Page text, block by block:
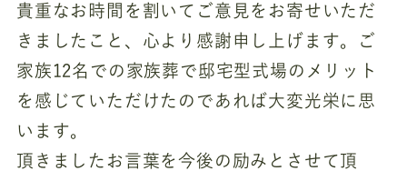
貴重なお時間を割いてご意見をお寄せいただ
きましたこと、心より感謝申し上げます。ご
家族12名での家族葬で邸宅型式場のメリット
を感じていただけたのであれば大変光栄に思
います。
頂きましたお言葉を今後の励みとさせて頂